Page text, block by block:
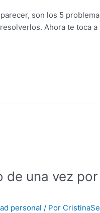
son los 5
Ahora te toca
una vez
personal / Por